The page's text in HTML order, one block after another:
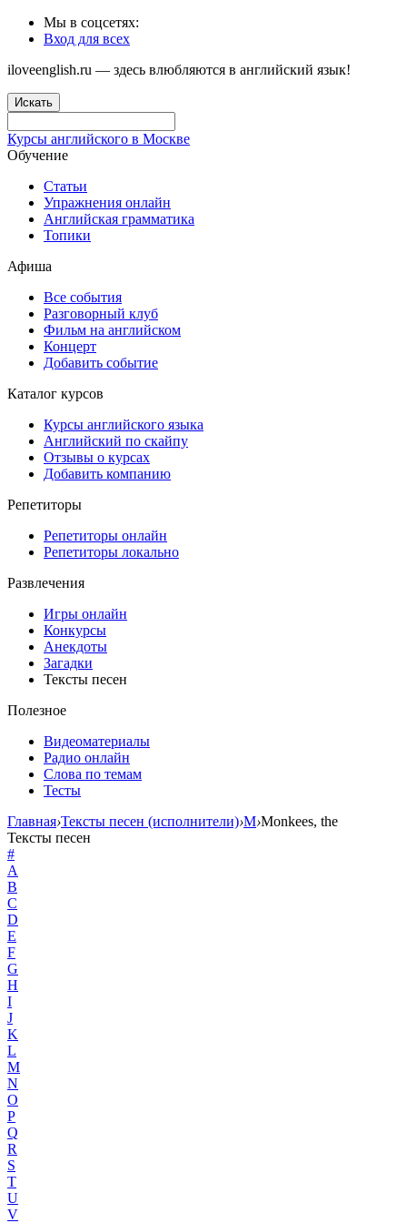
Мы в соцсетях:
Вход для всех
iloveenglish.ru — здесь влюбляются в английский язык!
Искать
Курсы английского в Москве
Обучение
Статьи
Упражнения онлайн
Английская грамматика
Топики
Афиша
Все события
Разговорный клуб
Фильм на английском
Концерт
Добавить событие
Каталог курсов
Курсы английского языка
Английский по скайпу
Отзывы о курсах
Добавить компанию
Репетиторы
Репетиторы онлайн
Репетиторы локально
Развлечения
Игры онлайн
Конкурсы
Анекдоты
Загадки
Тексты песен
Полезное
Видеоматериалы
Радио онлайн
Слова по темам
Тесты
Главная›Тексты песен (исполнители)›M›Monkees, the
Тексты песен
#
A
B
C
D
E
F
G
H
I
J
K
L
M
N
O
P
Q
R
S
T
U
V